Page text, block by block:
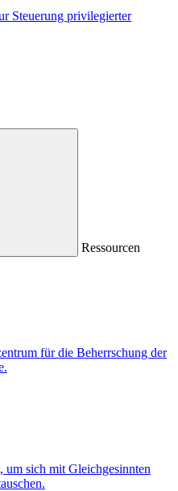
Steuerung privilegierter
Ressourcen
für die Beherrschung der
sich mit Gleichgesinnten